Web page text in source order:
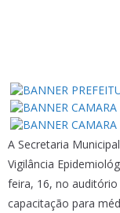
A Secretaria
Vigilância
feira, 16, no auditório
capacitação para